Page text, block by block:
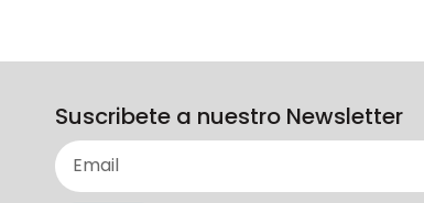
Suscribete a nuestro Newsletter